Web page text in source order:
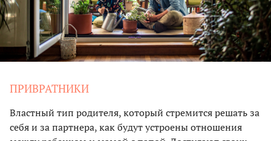
ПРИВРАТНИКИ
Властный тип родителя, который стремится решать за
себя и за партнера, как будут устроены отношения